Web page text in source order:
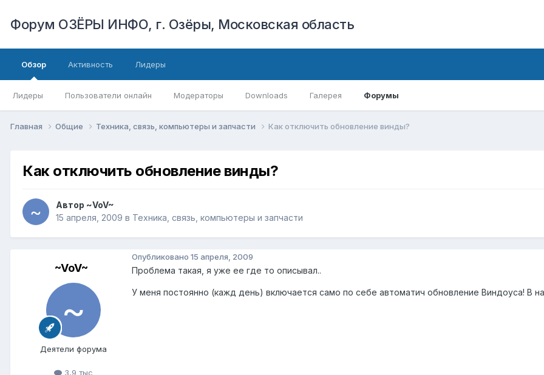
Форум ОЗЁРЫ ИНФО, г. Озёры, Московская область
Обзор
Лидеры Пользователи онлайн Модераторы Downloads Галерея Форумы
Активность Лидеры
Главная Общие Техника, связь, компьютеры и запчасти Как отключить обновление винды?
Как отключить обновление винды?
Автор ~VoV~
15 апреля, 2009 в Техника, связь, компьютеры и запчасти
~VoV~
Деятели форума
3,9 тыс
Опубликовано 15 апреля, 2009
Проблема такая, я уже ее где то описывал..
У меня постоянно (кажд день) включается само по себе автоматич обновление Виндоуса! В